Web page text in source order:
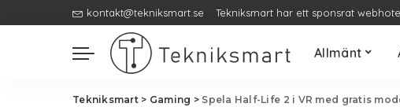
kontakt@tekniksmart.se Tekniksmart har ett sponsrat
Allmänt
Tekniksmart> Gaming > Spela Half-Life 2 i VR med gratis